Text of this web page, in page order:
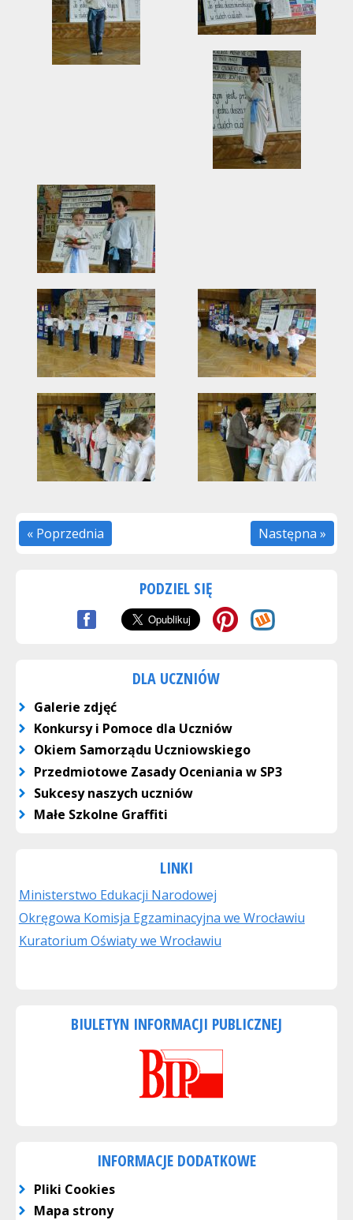
« Poprzednia Następna »
PODZIEL SIĘ
DLA UCZNIÓW
Galerie zdjęć
Konkursy i Pomoce dla Uczniów
Okiem Samorządu Uczniowskiego
Przedmiotowe Zasady Oceniania w SP3
Sukcesy naszych uczniów
Małe Szkolne Graffiti
LINKI
Ministerstwo Edukacji Narodowej
Okręgowa Komisja Egzaminacyjna we Wrocławiu
Kuratorium Oświaty we Wrocławiu
BIULETYN INFORMACJI PUBLICZNEJ
INFORMACJE DODATKOWE
Pliki Cookies
Mapa strony